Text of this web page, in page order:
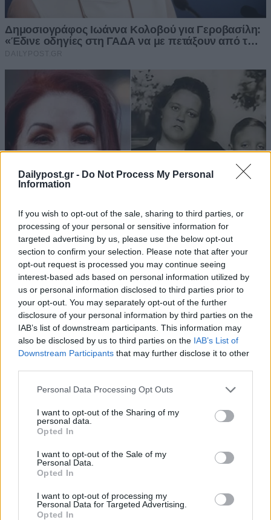
Dailypost.gr - Do Not Process My Personal
Information
If you wish to opt-out of the sale, sharing to third parties, or
processing of your personal or sensitive information for
targeted advertising by us, please use the below opt-out
section to confirm your selection. Please note that after your
opt-out request is processed you may continue seeing
interest-based ads based on personal information utilized by
us or personal information disclosed to third parties prior to
your opt-out. You may separately opt-out of the further
disclosure of your personal information by third parties on the
IAB’s list of downstream participants. This information may
also be disclosed by us to third parties on the IAB’s List of
Downstream Participants that may further disclose it to other
Personal Data Processing Opt Outs
I want to opt-out of the Sharing of my
personal data.
Opted In
I want to opt-out of the Sale of my
Personal Data.
Opted In
I want to opt-out of processing my
Personal Data for Targeted Advertising.
Opted In